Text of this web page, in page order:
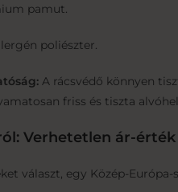
pamut.
poliészter.
A rácsvédő könnyen
friss és tiszta
Verhetetlen ár-érték
választ, egy Közép-